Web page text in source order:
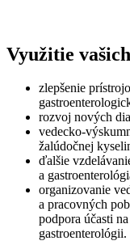
Využitie
zlepšenie
rozvoj nových
vedecko-
žalúdočnej
ďalšie
a
organizovanie
a pracovných
podpora účasti
gastroenterológii.